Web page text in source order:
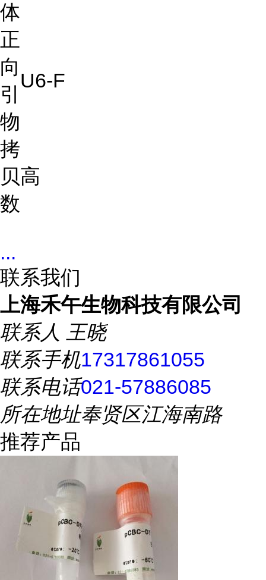
体
正
向
引
物
U6-F
拷
贝
数
高
...
联系我们
上海禾午生物科技有限公司
联系人 王晓
联系手机17317861055
联系电话021-57886085
所在地址奉贤区江海南路
推荐产品